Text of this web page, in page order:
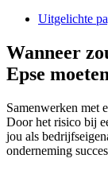
Uitgelichte
Wanneer
Epse
Samenwerken met
Door het risico bij
jou als
onderneming